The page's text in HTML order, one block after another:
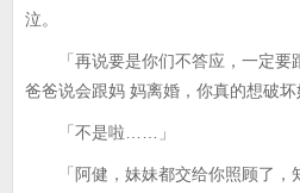
泣。
「再说要是你们不答应，一定要
爸爸说会跟妈 妈离婚，你真的想破坏
「不是啦……」
「阿健，妹妹都交给你照顾了，